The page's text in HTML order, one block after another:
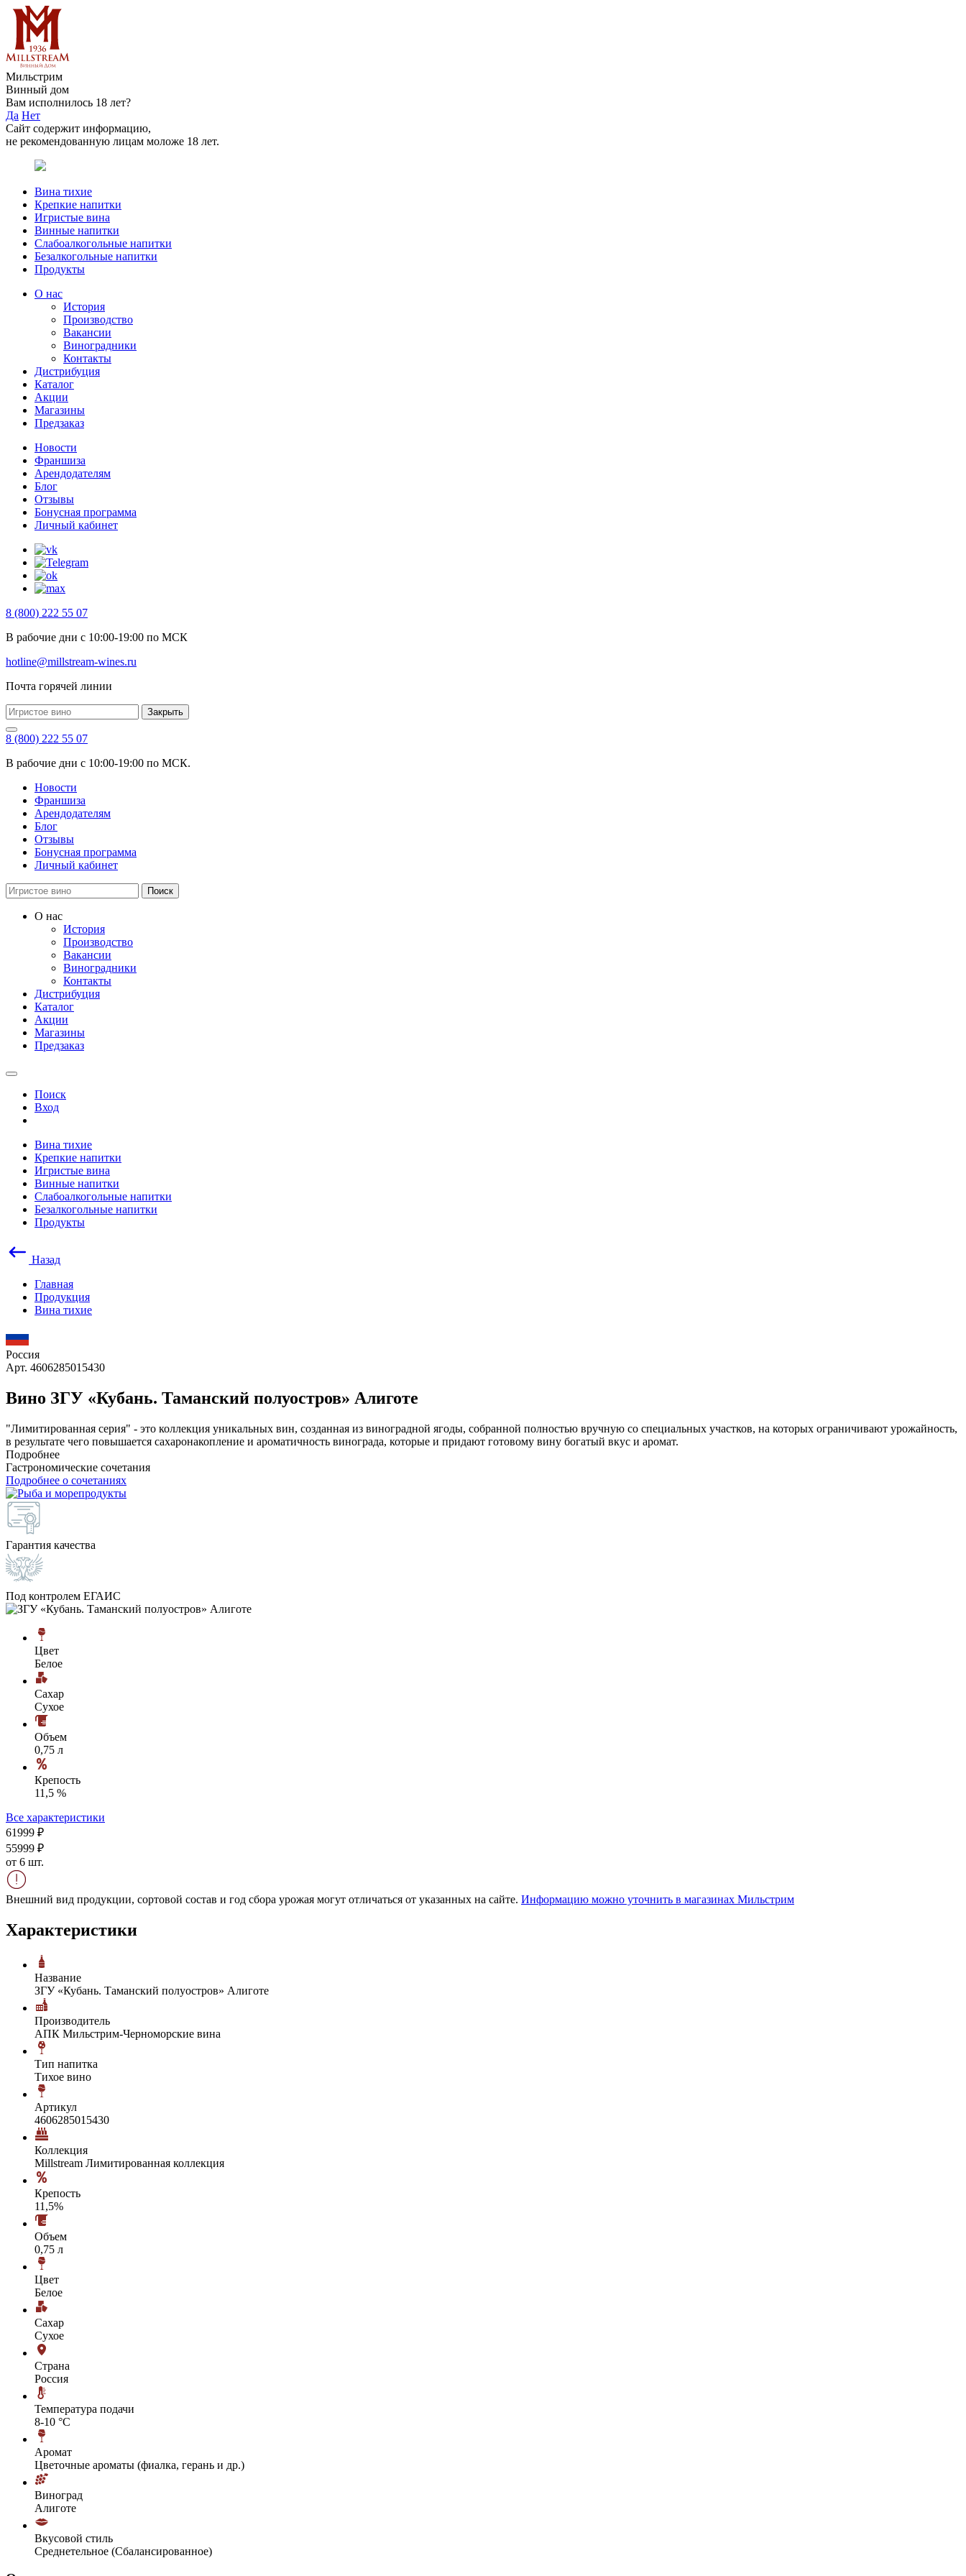
Мильстрим
Винный дом
Вам исполнилось 18 лет?
Да Нет
Сайт содержит информацию,
не рекомендованную лицам моложе 18 лет.
Вина тихие
Крепкие напитки
Игристые вина
Винные напитки
Слабоалкогольные напитки
Безалкогольные напитки
Продукты
О нас
История
Производство
Вакансии
Виноградники
Контакты
Дистрибуция
Каталог
Акции
Магазины
Предзаказ
Новости
Франшиза
Арендодателям
Блог
Отзывы
Бонусная программа
Личный кабинет
8 (800) 222 55 07
В рабочие дни с 10:00-19:00 по МСК
hotline@millstream-wines.ru
Почта горячей линии
Закрыть
8 (800) 222 55 07
В рабочие дни с 10:00-19:00 по МСК.
Новости
Франшиза
Арендодателям
Блог
Отзывы
Бонусная программа
Личный кабинет
Поиск
О нас
История
Производство
Вакансии
Виноградники
Контакты
Дистрибуция
Каталог
Акции
Магазины
Предзаказ
Поиск
Вход
Вина тихие
Крепкие напитки
Игристые вина
Винные напитки
Слабоалкогольные напитки
Безалкогольные напитки
Продукты
Назад
Главная
Продукция
Вина тихие
Россия
Арт. 4606285015430
Вино ЗГУ «Кубань. Таманский полуостров» Алиготе
"Лимитированная серия" - это коллекция уникальных вин, созданная из виноградной ягоды, собранной полностью вручную со специальных участков, на которых ограничивают урожайность,
в результате чего повышается сахаронакопление и ароматичность винограда, которые и придают готовому вину богатый вкус и аромат.
Подробнее
Гастрономические сочетания
Подробнее о сочетаниях
Гарантия качества
Под контролем ЕГАИС
Цвет
Белое
Сахар
Сухое
Объем
0,75 л
Крепость
11,5 %
Все характеристики
61999 ₽
55999 ₽
от 6 шт.
Внешний вид продукции, сортовой состав и год сбора урожая могут отличаться от указанных на сайте. Информацию можно уточнить в магазинах Мильстрим
Характеристики
Название
ЗГУ «Кубань. Таманский полуостров» Алиготе
Производитель
АПК Мильстрим-Черноморские вина
Тип напитка
Тихое вино
Артикул
4606285015430
Коллекция
Millstream Лимитированная коллекция
Крепость
11,5%
Объем
0,75 л
Цвет
Белое
Сахар
Сухое
Страна
Россия
Температура подачи
8-10 °С
Аромат
Цветочные ароматы (фиалка, герань и др.)
Виноград
Алиготе
Вкусовой стиль
Среднетельное (Сбалансированное)